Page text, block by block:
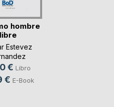
hombre
libre
Estevez
€ Libro
€ E-Book